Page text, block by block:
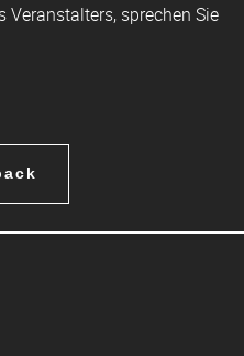
sprechen Sie